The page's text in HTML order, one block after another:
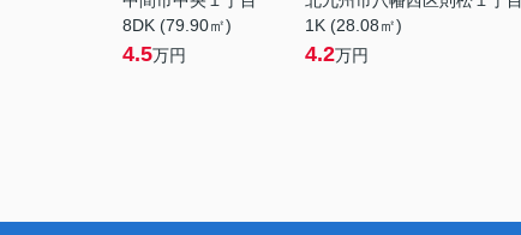
8DK (79.90㎡)
4.5万円
1K (28.08㎡)
4.2万円